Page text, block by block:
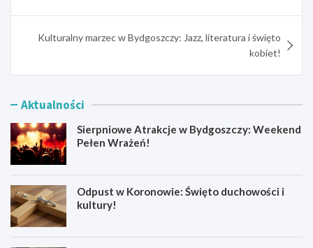
Kulturalny marzec w Bydgoszczy: Jazz, literatura i święto
kobiet!
Aktualności
Sierpniowe Atrakcje w Bydgoszczy: Weekend
Pełen Wrażeń!
Odpust w Koronowie: Święto duchowości i
kultury!